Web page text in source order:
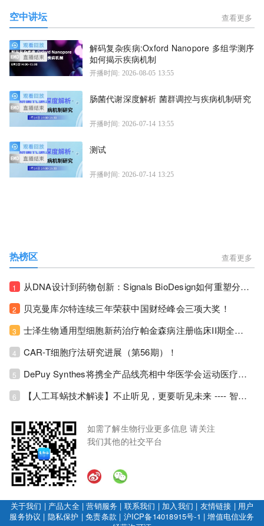
空中讲坛 查看更多
解码复杂疾病:Oxford Nanopore 多组学测序
如何揭示疾病机制
开播时间: 2026-08-05 13:55
肠菌代谢深度解析 菌群调控与疾病机制研究
开播时间: 2026-07-14 13:55
测试
开播时间: 2026-07-14 13:25
热榜区 查看更多
1 从DNA设计到药物创新：Signals BioDesign如何重塑分子生物学研发生态！
2 贝克曼库尔特连续三年荣获中国财经峰会三项大奖！
3 士泽生物通用型细胞新药治疗帕金森病注册临床II期全部入组完成！
4 CAR-T细胞疗法研究进展（第56期）！
5 DePuy Synthes将携全产品线亮相中华医学会运动医疗分会大会，加码布局中国运动医学创新赛道！
6 【人工耳蜗技术解读】不止听见，更要听见未来 ---- 智能耳蜗，开启人工耳蜗技术新纪元！
如需了解生物行业更多信息 请关注
我们其他的社交平台
关于我们 | 产品大全|营销服务 | 联系我们 | 加入我们 | 友情链接 | 用户
服务协议 | 隐私保护 |免责条款 | 沪ICP备14018915号-1 |增值电信业务